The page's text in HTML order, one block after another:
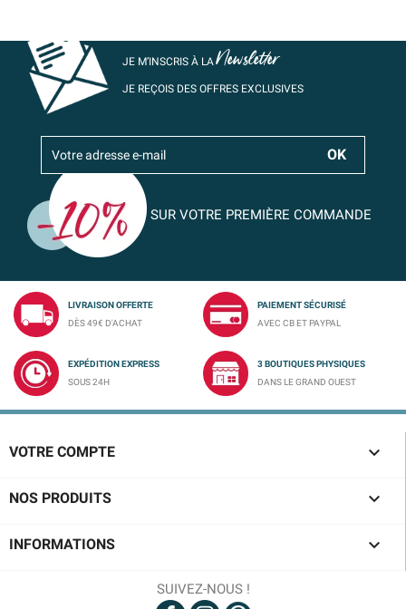
JE M’INSCRIS À LANewsletter
JE REÇOIS DES OFFRES EXCLUSIVES
SUR VOTRE PREMIÈRE COMMANDE
LIVRAISON OFFERTE
DÈS 49€ D'ACHAT
PAIEMENT SÉCURISÉ
AVEC CB ET PAYPAL
EXPÉDITION EXPRESS
SOUS 24H
3 BOUTIQUES PHYSIQUES
DANS LE GRAND OUEST
VOTRE COMPTE 
NOS PRODUITS 
INFORMATIONS 
SUIVEZ-NOUS !